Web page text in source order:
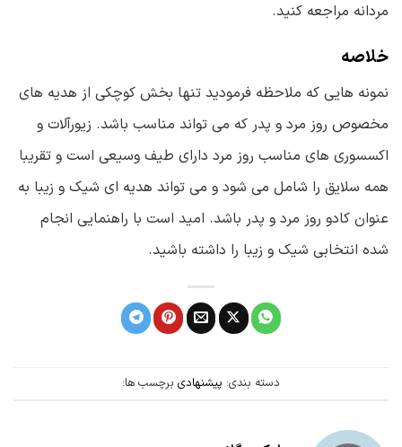
مردانه مراجعه کنید.
خلاصه
نمونه هایی که ملاحظه فرمودید تنها بخش کوچکی از هدیه های
مخصوص روز مرد و پدر که می تواند مناسب باشد. زیورآلات و
اکسسوری های مناسب روز مرد دارای طیف وسیعی است و تقریبا
همه سلایق را شامل می شود و می تواند هدیه ای شیک و زیبا به
عنوان کادو روز مرد و پدر باشد. امید است با راهنمایی انجام
شده انتخابی شیک و زیبا را داشته باشید.
دسته بندی: پیشنهادی برچسب ها: